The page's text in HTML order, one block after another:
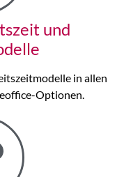
und
in allen
Optionen.